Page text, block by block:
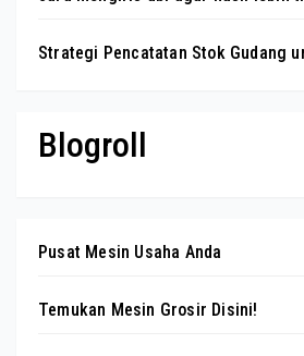
Strategi Pencatatan Stok Gudang
Blogroll
Pusat Mesin Usaha Anda
Temukan Mesin Grosir Disini!